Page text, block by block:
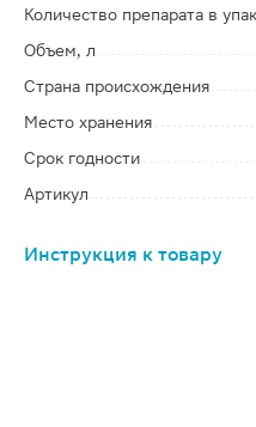
Количество препарата в
Объем, л
Страна происхождения
Место хранения
Срок годности
Артикул
Инструкция к товару